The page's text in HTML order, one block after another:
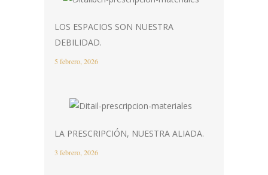
LOS ESPACIOS SON NUESTRA
DEBILIDAD.
5 febrero, 2026
LA PRESCRIPCIÓN, NUESTRA ALIADA.
3 febrero, 2026